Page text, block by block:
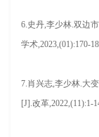
6.史丹,李少林.双边
学术,2023,(01):170-
7.肖兴志,李少林.大
[J].改革,2022,(11):1-